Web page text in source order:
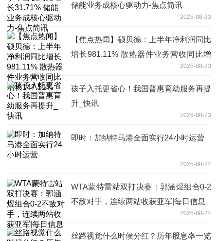
储能业务成核心驱动力-焦点简讯
2025-08-23
【焦点热闻】硕贝德：上半年净利润同比
增长981.11% 散热器件业务营收同比增
2025-08-23
孩子入托更省心！我国普惠育幼服务再提
升_快讯
2025-08-23
即时：加纳特马港全面实行24小时运营
2025-08-24
WTA蒙特雷站双打决赛：郭涵煜组合0-2
不敌对手，连续两站收获亚军|每日信息
2025-08-24
丝路视觉什么时候分红？历年股息率一览